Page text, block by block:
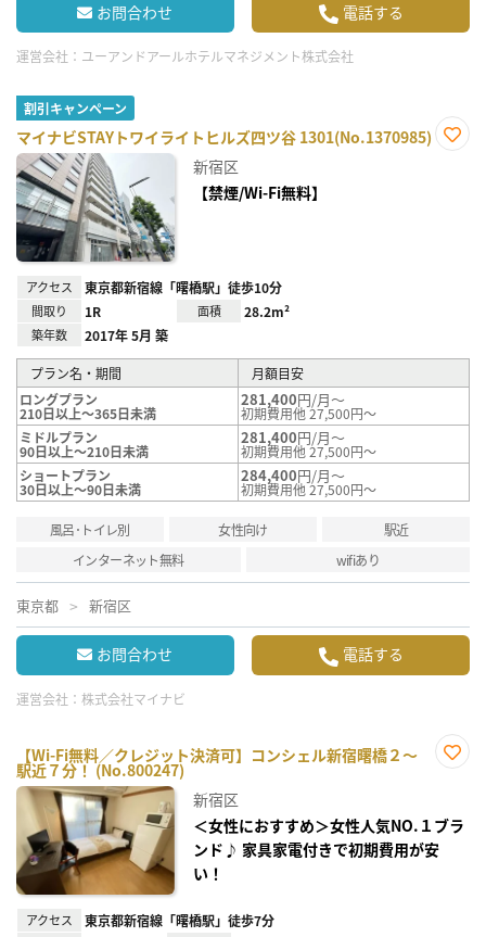
お問合わせ 電話する
運営会社： ユーアンドアールホテルマネジメント株式会社
割引キャンペーン
マイナビSTAYトワイライトヒルズ四ツ谷 1301(No.1370985)
新宿区
【禁煙/Wi-Fi無料】
アクセス 東京都新宿線「曙橋駅」徒歩10分
間取り 1R 面積 28.2m²
築年数 2017年 5月 築
プラン名・期間
月額目安
ロングプラン
210日以上～365日未満
281,400円/月～
初期費用他 27,500円～
ミドルプラン
90日以上～210日未満
281,400円/月～
初期費用他 27,500円～
ショートプラン
30日以上～90日未満
284,400円/月～
初期費用他 27,500円～
風呂･トイレ別 女性向け
駅近
インターネット無料
wifiあり
東京都 新宿区
お問合わせ 電話する
運営会社： 株式会社マイナビ
【Wi-Fi無料／クレジット決済可】コンシェル新宿曙橋２～
駅近７分！ (No.800247)
録
新宿区
＜女性におすすめ＞女性人気NO.１ブラ
ンド♪ 家具家電付きで初期費用が安
い！
アクセス 東京都新宿線「曙橋駅」徒歩7分